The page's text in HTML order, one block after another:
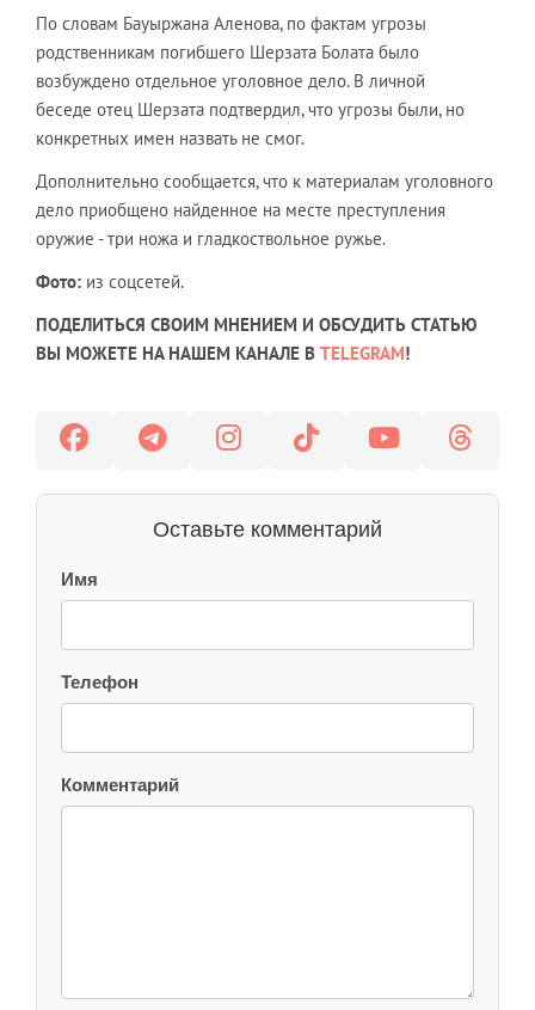
По словам Бауыржана Аленова, по фактам угрозы
родственникам погибшего Шерзата Болата было
возбуждено отдельное уголовное дело. В личной
беседе отец Шерзата подтвердил, что угрозы были, но
конкретных имен назвать не смог.
Дополнительно сообщается, что к материалам уголовного
дело приобщено найденное на месте преступления
оружие - три ножа и гладкоствольное ружье.
Фото: из соцсетей.
ПОДЕЛИТЬСЯ СВОИМ МНЕНИЕМ И ОБСУДИТЬ СТАТЬЮ
ВЫ МОЖЕТЕ НА НАШЕМ КАНАЛЕ В TELEGRAM!
Оставьте комментарий
Имя
Телефон
Комментарий